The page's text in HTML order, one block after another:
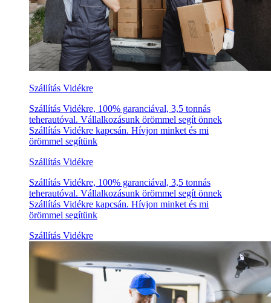
Szállítás Vidékre
Szállítás Vidékre, 100% garanciával, 3,5 tonnás
teherautóval. Vállalkozásunk örömmel segít önnek
Szállítás Vidékre kapcsán. Hívjon minket és mi
örömmel segítünk
Szállítás Vidékre
Szállítás Vidékre, 100% garanciával, 3,5 tonnás
teherautóval. Vállalkozásunk örömmel segít önnek
Szállítás Vidékre kapcsán. Hívjon minket és mi
örömmel segítünk
Szállítás Vidékre